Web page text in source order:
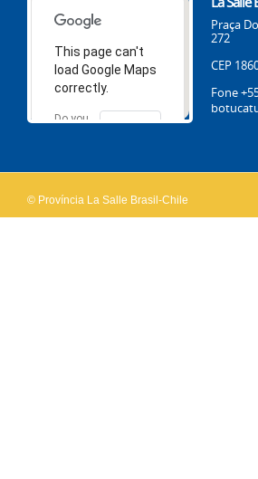
This page can't
load Google Maps
correctly.
Do you
OK
Praça
272
CEP
Fone
© Província La Salle Brasil-Chile